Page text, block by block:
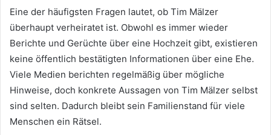
Eine der häufigsten Fragen lautet, ob Tim Mälzer
überhaupt verheiratet ist. Obwohl es immer wieder
Berichte und Gerüchte über eine Hochzeit gibt, existieren
keine öffentlich bestätigten Informationen über eine Ehe.
Viele Medien berichten regelmäßig über mögliche
Hinweise, doch konkrete Aussagen von Tim Mälzer selbst
sind selten. Dadurch bleibt sein Familienstand für viele
Menschen ein Rätsel.